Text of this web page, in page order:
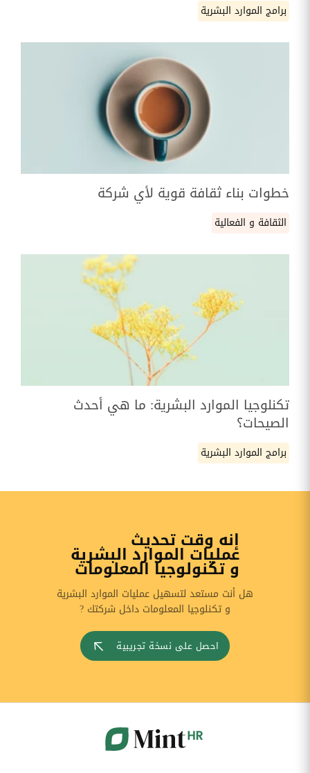
برامج الموارد البشرية
خطوات بناء ثقافة قوية لأي شركة
الثقافة و الفعالية
تكنلوجيا الموارد البشرية: ما هي أحدث
الصيحات؟
برامج الموارد البشرية
إنه وقت تحديث
عمليات الموارد البشرية
و تكنولوجيا المعلومات
هل أنت مستعد لتسهيل عمليات الموارد البشرية
و تكنلوجيا المعلومات داخل شركتك ?
احصل على نسخة تجريبية